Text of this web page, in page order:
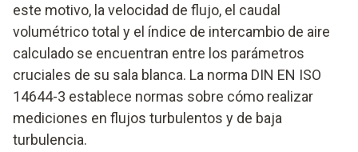
este motivo, la velocidad de flujo, el caudal
volumétrico total y el índice de intercambio de aire
calculado se encuentran entre los parámetros
cruciales de su sala blanca. La norma DIN EN ISO
14644-3 establece normas sobre cómo realizar
mediciones en flujos turbulentos y de baja
turbulencia.